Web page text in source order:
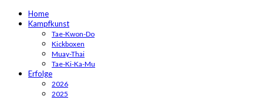
Home
Kampfkunst
Tae-Kwon-Do
Kickboxen
Muay-Thai
Tae-Ki-Ka-Mu
Erfolge
2026
2025